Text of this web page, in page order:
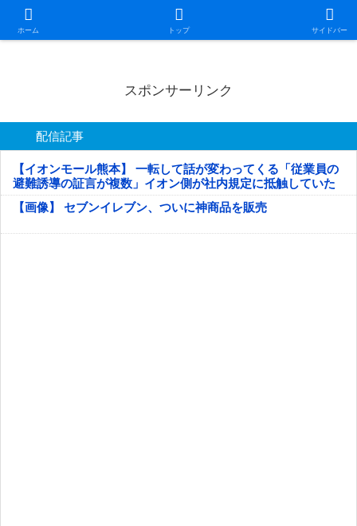
ホーム トップ サイドバー
日本第一！ニュース録
スポンサーリンク
配信記事
【イオンモール熊本】 一転して話が変わってくる「従業員の
避難誘導の証言が複数」イオン側が社内規定に抵触していた
疑い
【画像】 セブンイレブン、ついに神商品を販売